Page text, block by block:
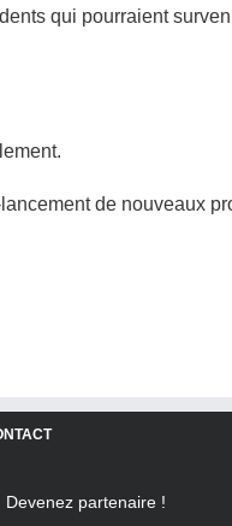
qui pourraient
de nouveaux
Devenez partenaire !